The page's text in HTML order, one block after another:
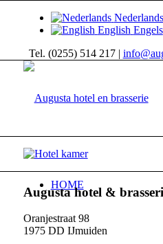
Nederlands
English Engels
Tel. (0255) 514 217 |
HOME
Augusta hotel &
Oranjestraat 98
1975 DD IJmuiden